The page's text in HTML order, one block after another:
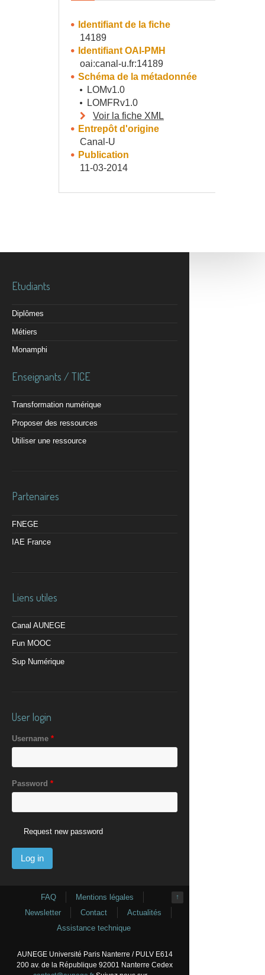
Identifiant de la fiche
14189
Identifiant OAI-PMH
oai:canal-u.fr:14189
Schéma de la métadonnée
LOMv1.0
LOMFRv1.0
Voir la fiche XML
Entrepôt d'origine
Canal-U
Publication
11-03-2014
Etudiants
Diplômes
Métiers
Monamphi
Enseignants / TICE
Transformation numérique
Proposer des ressources
Utiliser une ressource
Partenaires
FNEGE
IAE France
Liens utiles
Canal AUNEGE
Fun MOOC
Sup Numérique
User login
Username *
Password *
Request new password
↑
FAQ
Mentions légales
Newsletter
Contact
Actualités
Assistance technique
AUNEGE Université Paris Nanterre / PULV E614
200 av. de la République 92001 Nanterre Cedex